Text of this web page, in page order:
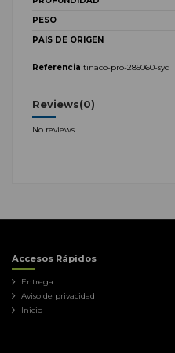
PESO
PAIS DE ORIGEN
Referencia tinaco-pro-285060-syc
Reviews(0)
No reviews
Accesos Rápidos
Entrega
Aviso de privacidad
Inicio